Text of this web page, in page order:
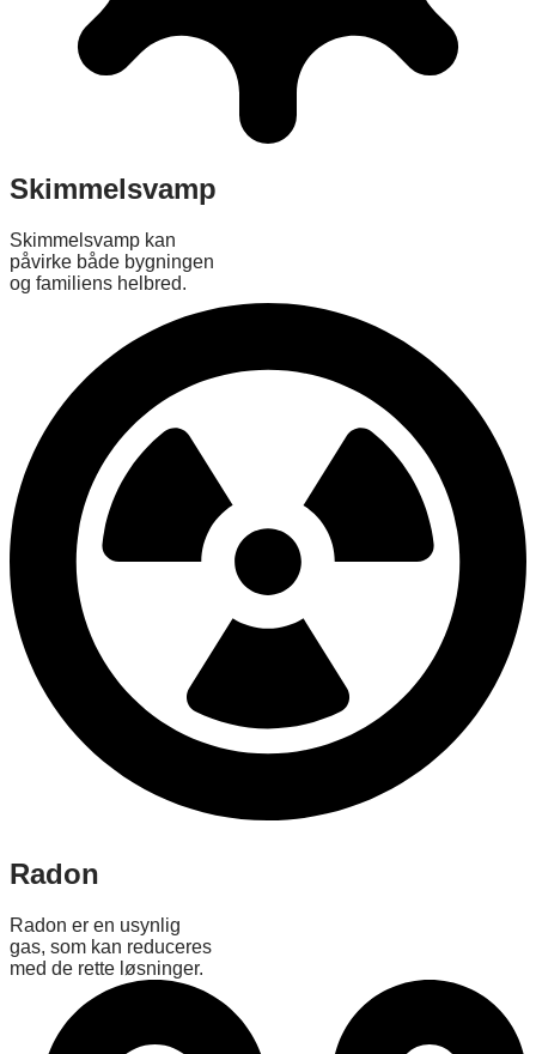
Skimmelsvamp
Skimmelsvamp kan
påvirke både bygningen
og familiens helbred.
Radon
Radon er en usynlig
gas, som kan reduceres
med de rette løsninger.